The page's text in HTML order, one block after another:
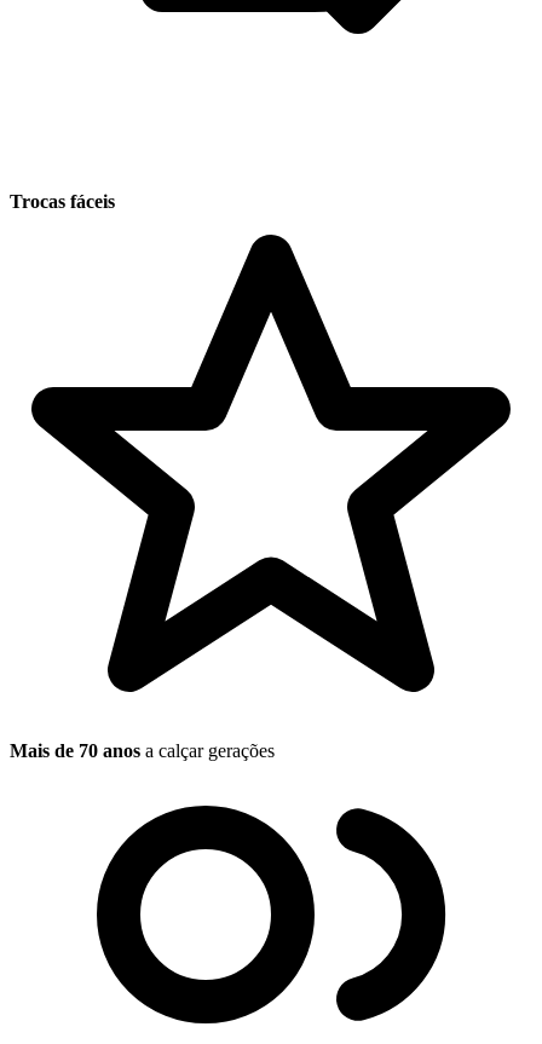
Trocas fáceis
Mais de 70 anos a calçar gerações